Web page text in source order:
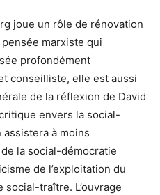
joue un rôle de rénovation
marxiste qui
profondément
conseilliste, elle est aussi
de la réflexion de David
envers la social-
à moins
la social-démocratie
de l’exploitation du
traître. L’ouvrage